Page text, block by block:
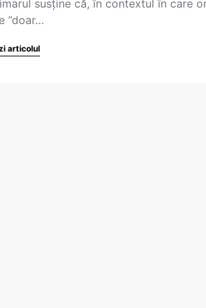
susține că, în contextul în care
”doar…
articolul